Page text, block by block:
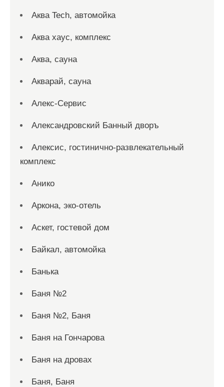
Аква Tech, автомойка
Аква хаус, комплекс
Аква, сауна
Акварай, сауна
Алекс-Сервис
Александровский Банный дворъ
Алексис, гостинично-развлекательный
комплекс
Анико
Аркона, эко-отель
Аскет, гостевой дом
Байкал, автомойка
Банька
Баня №2
Баня №2, Баня
Баня на Гончарова
Баня на дровах
Баня, Баня